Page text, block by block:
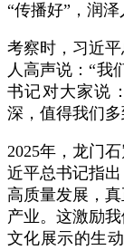
“传播好”，润泽
考察时，习近
人高声说：“我
书记对大家说
深，值得我们
2025年，龙门
近平总书记指
高质量发展，
产业。这激励
文化展示的生